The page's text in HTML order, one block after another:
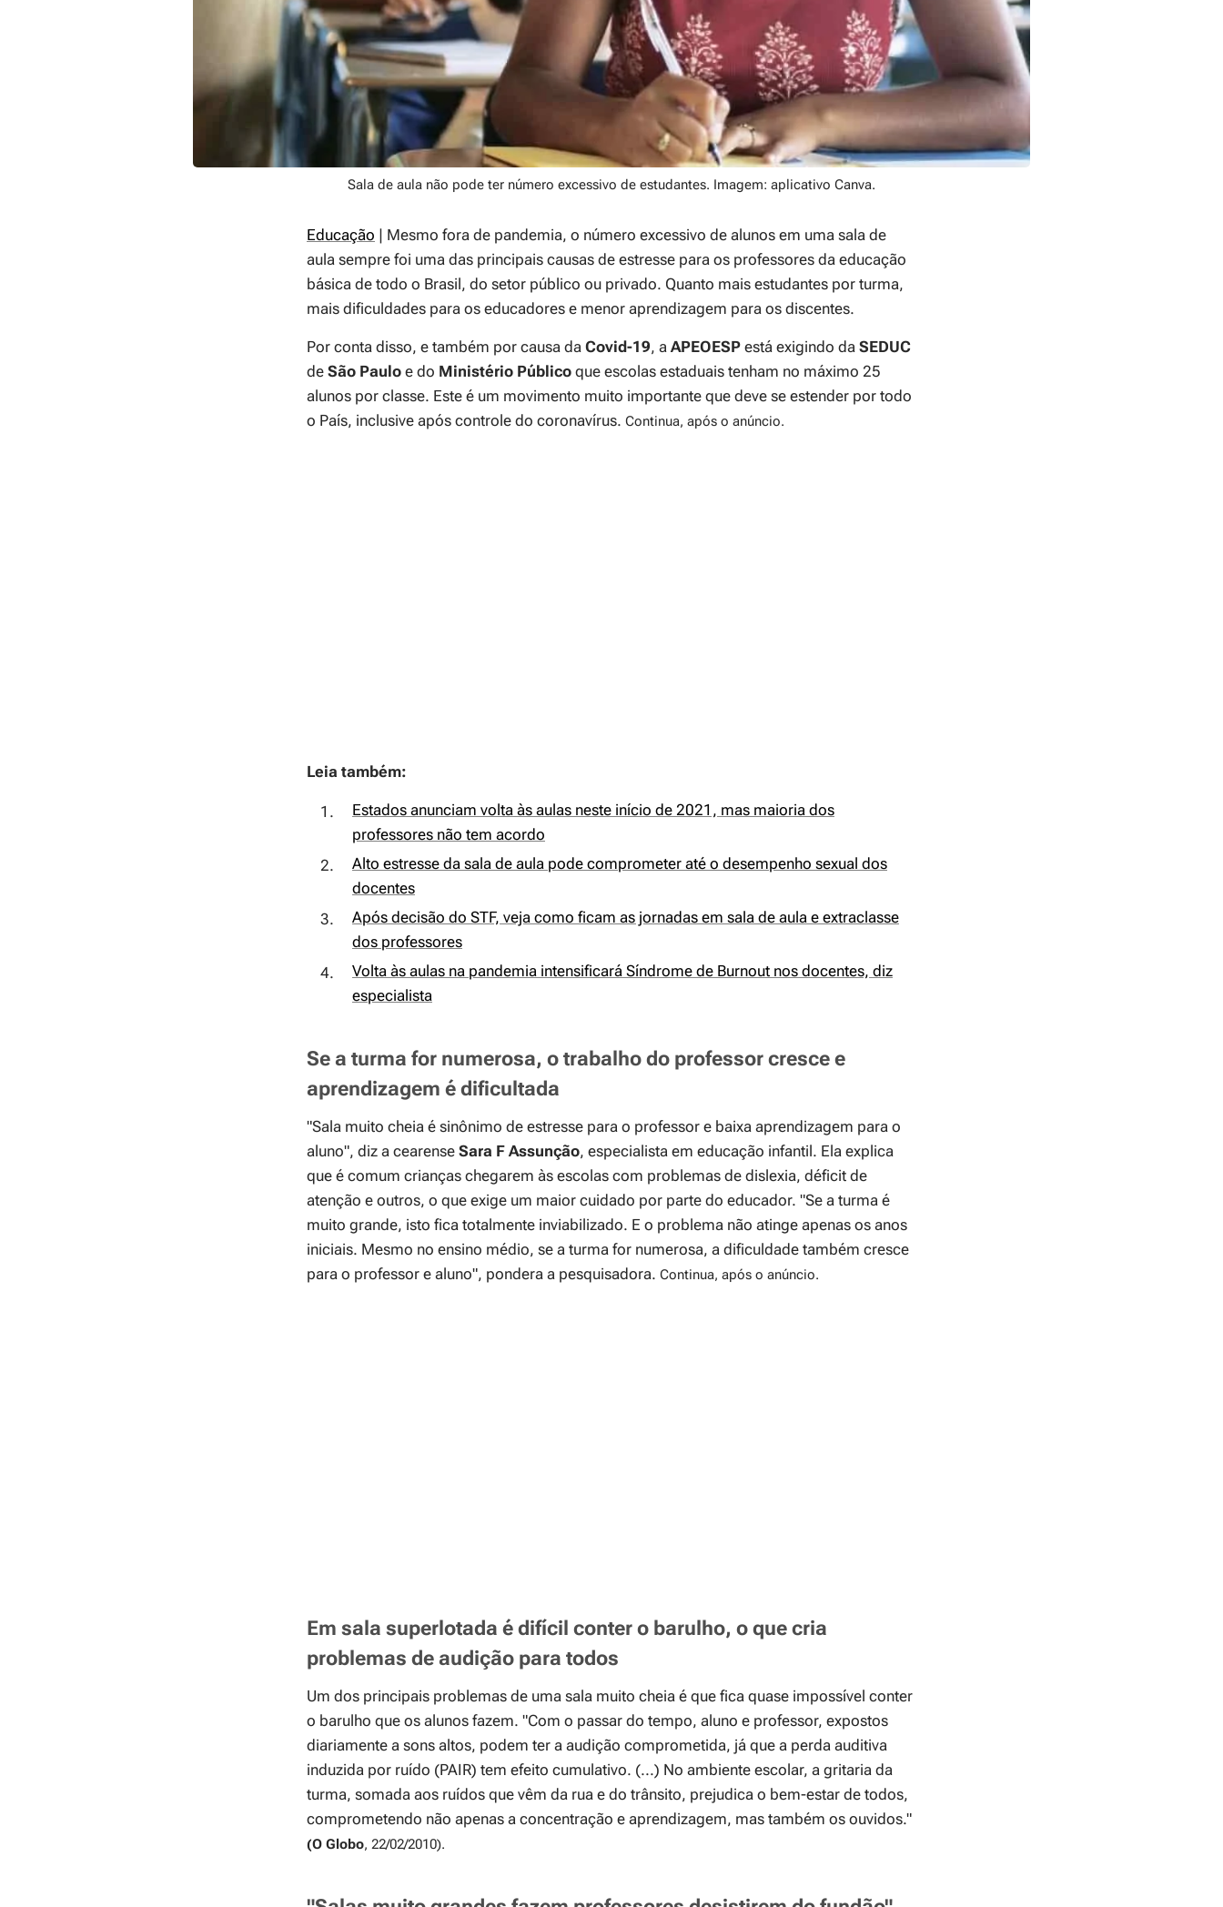
Sala de aula não pode ter número excessivo de estudantes. Imagem: aplicativo Canva.
Educação | Mesmo fora de pandemia, o número excessivo de alunos em uma sala de
aula sempre foi uma das principais causas de estresse para os professores da educação
básica de todo o Brasil, do setor público ou privado. Quanto mais estudantes por turma,
mais dificuldades para os educadores e menor aprendizagem para os discentes.
Por conta disso, e também por causa da Covid-19, a APEOESP está exigindo da SEDUC
de São Paulo e do Ministério Público que escolas estaduais tenham no máximo 25
alunos por classe. Este é um movimento muito importante que deve se estender por todo
o País, inclusive após controle do coronavírus. Continua, após o anúncio.
Leia também:
Estados anunciam volta às aulas neste início de 2021, mas maioria dos
professores não tem acordo
Alto estresse da sala de aula pode comprometer até o desempenho sexual dos
docentes
Após decisão do STF, veja como ficam as jornadas em sala de aula e extraclasse
dos professores
Volta às aulas na pandemia intensificará Síndrome de Burnout nos docentes, diz
especialista
Se a turma for numerosa, o trabalho do professor cresce e
aprendizagem é dificultada
"Sala muito cheia é sinônimo de estresse para o professor e baixa aprendizagem para o
aluno", diz a cearense Sara F Assunção, especialista em educação infantil. Ela explica
que é comum crianças chegarem às escolas com problemas de dislexia, déficit de
atenção e outros, o que exige um maior cuidado por parte do educador. "Se a turma é
muito grande, isto fica totalmente inviabilizado. E o problema não atinge apenas os anos
iniciais. Mesmo no ensino médio, se a turma for numerosa, a dificuldade também cresce
para o professor e aluno", pondera a pesquisadora. Continua, após o anúncio.
Em sala superlotada é difícil conter o barulho, o que cria
problemas de audição para todos
Um dos principais problemas de uma sala muito cheia é que fica quase impossível conter
o barulho que os alunos fazem. "Com o passar do tempo, aluno e professor, expostos
diariamente a sons altos, podem ter a audição comprometida, já que a perda auditiva
induzida por ruído (PAIR) tem efeito cumulativo. (...) No ambiente escolar, a gritaria da
turma, somada aos ruídos que vêm da rua e do trânsito, prejudica o bem-estar de todos,
comprometendo não apenas a concentração e aprendizagem, mas também os ouvidos."
(O Globo, 22/02/2010).